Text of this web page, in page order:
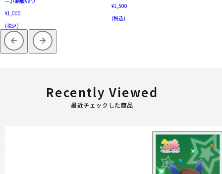
¥1,000
(税込)
¥1,500
(税込)
最近チェックした商品
Recently Viewed